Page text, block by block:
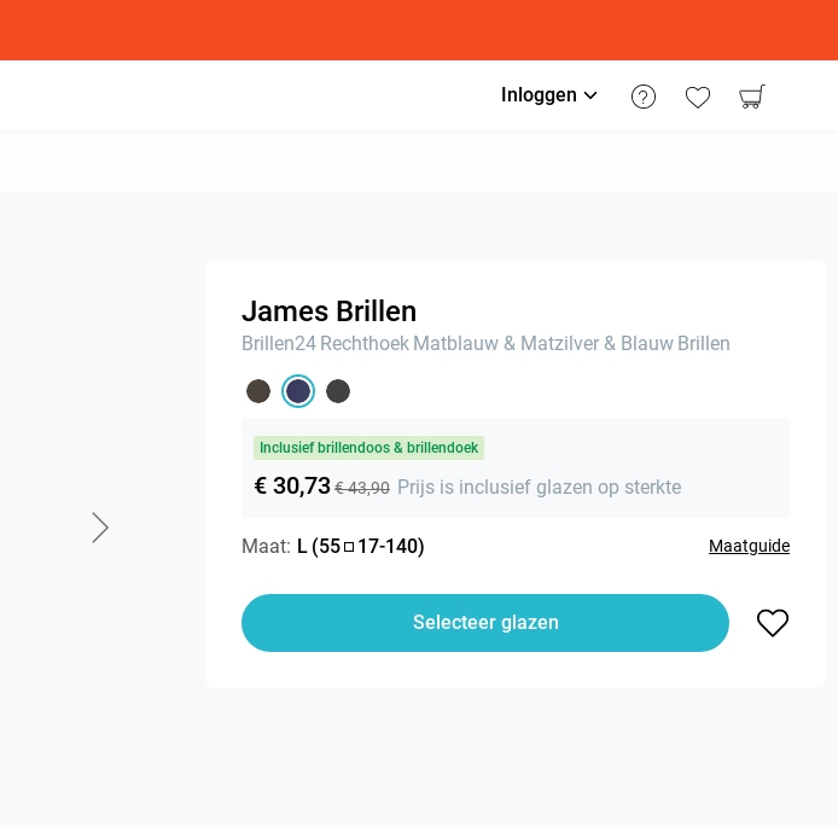
Inloggen
James Brillen
Brillen24 Rechthoek Matblauw & Matzilver & Blauw Brillen
Inclusief brillendoos & brillendoek
€ 30,73€ 43,90 Prijs is inclusief glazen op sterkte
Maat: L (55 17-140) Maatguide
Selecteer glazen